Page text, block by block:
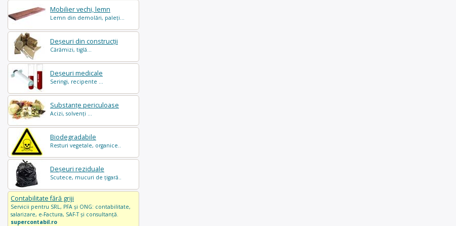
Mobilier vechi, lemn
Lemn din demolări, paleți...
Deșeuri din construcții
Cărămizi, tiglă...
Deșeuri medicale
Seringi, recipente ...
Substanțe periculoase
Acizi, solvenți ...
Biodegradabile
Resturi vegetale, organice..
Deșeuri reziduale
Scutece, mucuri de țigară..
Contabilitate fără griji
Servicii pentru SRL, PFA și ONG: contabilitate,
salarizare, e-Factura, SAF-T și consultanță.
supercontabil.ro